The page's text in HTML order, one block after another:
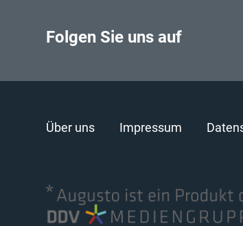
Folgen Sie uns auf
Über uns Impressum